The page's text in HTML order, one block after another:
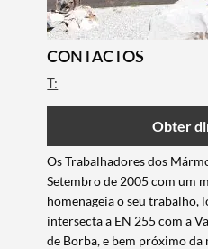
CONTACTOS
T:
Obter
Os Trabalhadores dos
Setembro de 2005 com um
homenageia o seu trabalho,
intersecta a EN 255 com a
de Borba, e bem próximo da